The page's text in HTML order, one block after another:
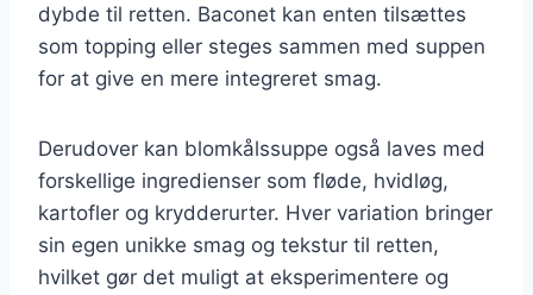
dybde til retten. Baconet kan enten tilsættes
som topping eller steges sammen med suppen
for at give en mere integreret smag.
Derudover kan blomkålssuppe også laves med
forskellige ingredienser som fløde, hvidløg,
kartofler og krydderurter. Hver variation bringer
sin egen unikke smag og tekstur til retten,
hvilket gør det muligt at eksperimentere og